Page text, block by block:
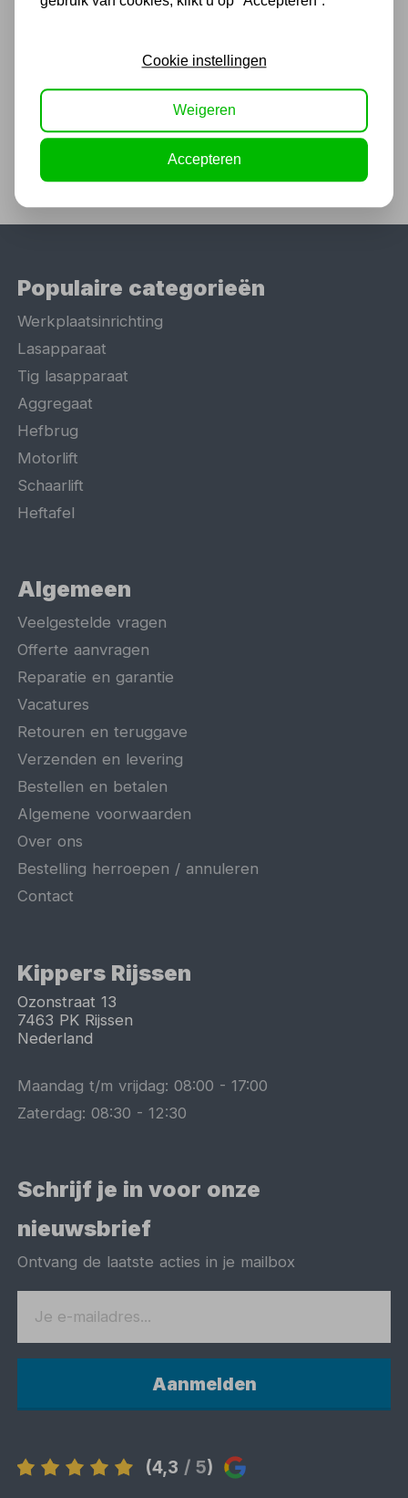
verzonden
548 51 75 75
1.500 m2 winkel in Rijssen !
Twents familiebedrijf sinds 1992 !
Populaire categorieën
Werkplaatsinrichting
Lasapparaat
Tig lasapparaat
Aggregaat
Hefbrug
Motorlift
Schaarlift
Heftafel
Algemeen
Veelgestelde vragen
Offerte aanvragen
Reparatie en garantie
Vacatures
Retouren en teruggave
Verzenden en levering
Bestellen en betalen
Algemene voorwaarden
Over ons
Bestelling herroepen / annuleren
Contact
Kippers Rijssen
Ozonstraat 13
7463 PK Rijssen
Nederland
Maandag t/m vrijdag:08:00 -17:00
Zaterdag:08:30 -12:30
Schrijf je in voor onze
nieuwsbrief
Ontvang de laatste acties in je mailbox
Aanmelden
(4,3 / 5)
Cookie instellingen
Weigeren
Accepteren